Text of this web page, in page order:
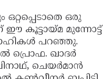
ഒരു
കൂട്ടായ്മ മുന്നോട്ട്
പറഞ്ഞു.
പ്രൊഫ. ഖാദർ
ചെയർമാൻ